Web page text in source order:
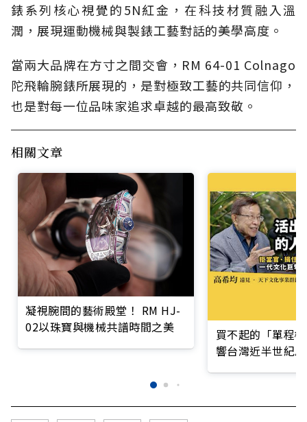
錶系列核心視覺的5N紅金，在科技材質融入溫
潤，展現運動機械與製錶工藝對話的美學高度。
當兩大品牌在方寸之間交會，RM 64-01 Colnago
陀飛輪腕錶所展現的，是對極致工藝的共同信仰，
也是對每一位品味家追求卓越的最高致敬。
相關文章
凝視腕間的藝術殿堂！ RM HJ-
02以珠寶與機械共譜時間之美
買不起的「單程
響台灣近半世紀